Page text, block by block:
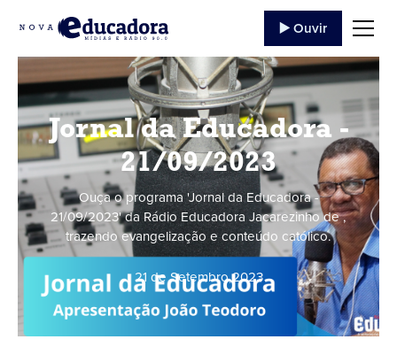
▶️ Ouvir
Jornal da Educadora -
21/09/2023
Ouça o programa 'Jornal da Educadora -
21/09/2023' da Rádio Educadora Jacarezinho de ,
trazendo evangelização e conteúdo católico.
21 de Setembro,2023